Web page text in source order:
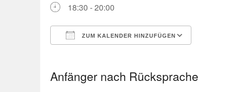
18:30 - 20:00
ZUM KALENDER HINZUFÜGEN
Anfänger nach Rücksprache